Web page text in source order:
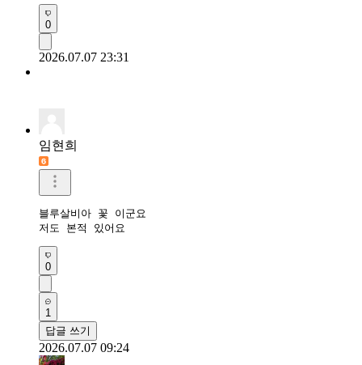
0
2026.07.07 23:31
임현희
블루살비아 꽃 이군요
저도 본적 있어요
0
1
답글 쓰기
2026.07.07 09:24